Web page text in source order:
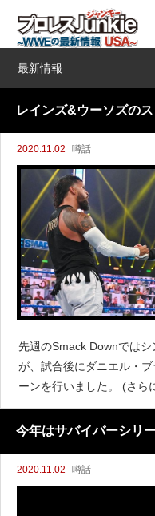
最新情報
レインズ&ウーソズの
2020.11.02 噂話
先週のSmack Downでは
が、試合後にダニエル・
ーンを行いました。 (さら
今年はサバイバーシリ
2020.11.02 噂話